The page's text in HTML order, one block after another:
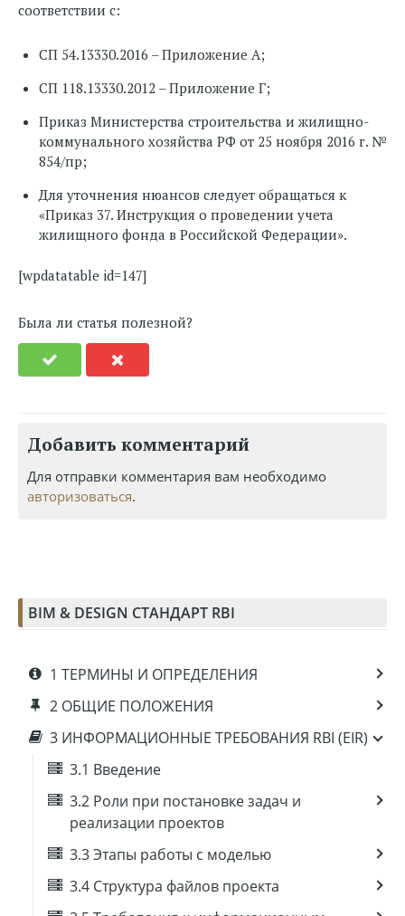
соответствии с:
СП 54.13330.2016 – Приложение А;
СП 118.13330.2012 – Приложение Г;
Приказ Министерства строительства и жилищно-
коммунального хозяйства РФ от 25 ноября 2016 г. №
854/пр;
Для уточнения нюансов следует обращаться к
«Приказ 37. Инструкция о проведении учета
жилищного фонда в Российской Федерации».
[wpdatatable id=147]
Была ли статья полезной?
Добавить комментарий
Для отправки комментария вам необходимо
авторизоваться.
BIM & DESIGN СТАНДАРТ RBI
1 ТЕРМИНЫ И ОПРЕДЕЛЕНИЯ
2 ОБЩИЕ ПОЛОЖЕНИЯ
3 ИНФОРМАЦИОННЫЕ ТРЕБОВАНИЯ RBI (EIR)
3.1 Введение
3.2 Роли при постановке задач и
реализации проектов
3.3 Этапы работы с моделью
3.4 Структура файлов проекта